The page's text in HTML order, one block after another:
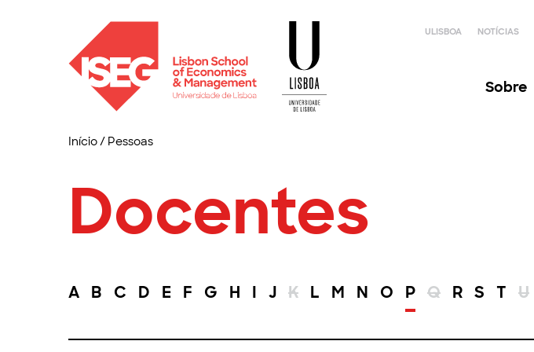
ULISBOA NOTÍCIAS
Sobre
Início/ Pessoas
Docentes
A B C D E F G H I J K L M N O P Q R S T U